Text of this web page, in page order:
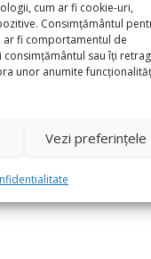
cum ar fi cookie-uri,
Consimțământul
ar fi comportamentul de
consimțământul sau îți
unor anumite
Vezi preferințele